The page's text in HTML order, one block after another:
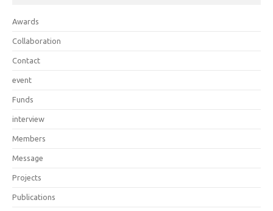
Awards
Collaboration
Contact
event
Funds
interview
Members
Message
Projects
Publications